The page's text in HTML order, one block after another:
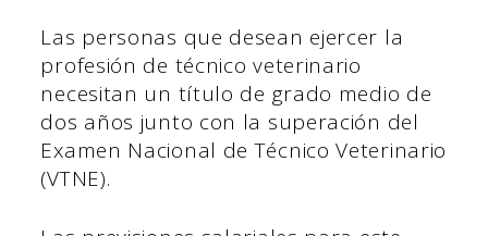
Las personas que desean ejercer la
profesión de técnico veterinario
necesitan un título de grado medio de
dos años junto con la superación del
Examen Nacional de Técnico Veterinario
(VTNE).